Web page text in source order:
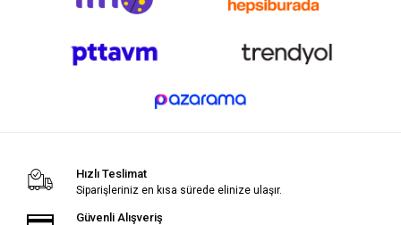
Hızlı Teslimat
Siparişleriniz en kısa sürede elinize ulaşır.
Güvenli Alışveriş